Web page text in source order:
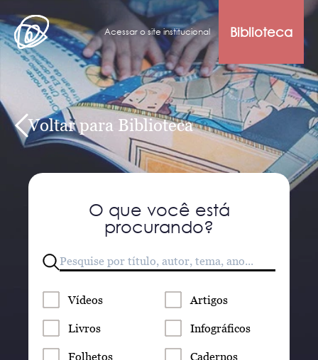
Acessar o site institucional Biblioteca
Voltar para Biblioteca
O que você está
procurando?
Vídeos Artigos
Livros Infográficos
Folhetos Cadernos